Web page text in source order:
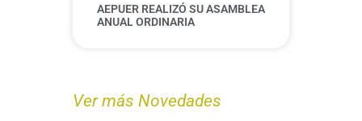
AEPUER REALIZÓ SU ASAMBLEA
ANUAL ORDINARIA
Ver más Novedades